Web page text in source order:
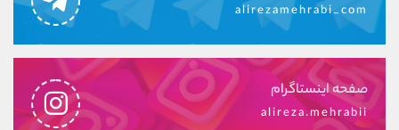
alirezamehrabi_com
صفحه اینستاگرام
alireza.mehrabii